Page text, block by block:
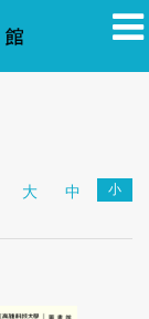
大 中 小